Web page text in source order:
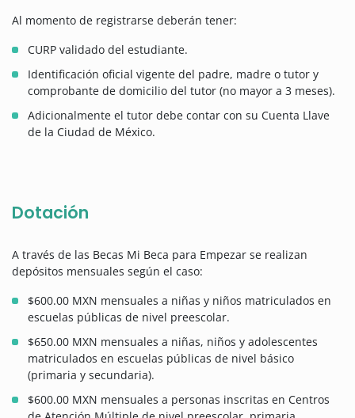
Al momento de registrarse deberán tener:
CURP validado del estudiante.
Identificación oficial vigente del padre, madre o tutor y
comprobante de domicilio del tutor (no mayor a 3 meses).
Adicionalmente el tutor debe contar con su Cuenta Llave
de la Ciudad de México.
Dotación
A través de las Becas Mi Beca para Empezar se realizan
depósitos mensuales según el caso:
$600.00 MXN mensuales a niñas y niños matriculados en
escuelas públicas de nivel preescolar.
$650.00 MXN mensuales a niñas, niños y adolescentes
matriculados en escuelas públicas de nivel básico
(primaria y secundaria).
$600.00 MXN mensuales a personas inscritas en Centros